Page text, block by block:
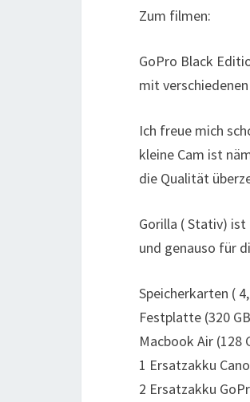
Zum filmen:
GoPro Black
mit
Ich freue mich
kleine Cam ist
die Qualität
Gorilla ( Stativ)
und genauso für
Speicherkarten (
Festplatte (320
Macbook Air (128
1 Ersatzakku
2 Ersatzakku